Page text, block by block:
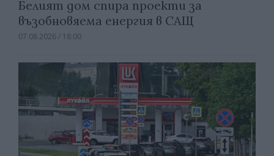
Белият дом спира проекти за
възобновяема енергия в САЩ
07.08.2026 / 18:00